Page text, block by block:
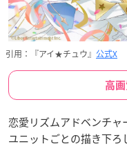
引用：『アイ★チュウ』 公式X
高
恋愛リズムアドベンチャ
ユニットごとの描き下ろ